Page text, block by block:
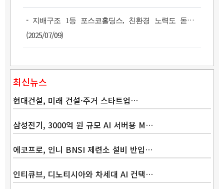
- 지배구조 1등 포스코홀딩스, 친환경 노력도 돋보여
(2025/07/09)
최신뉴스
현대건설, 미래 건설·주거 스타트업…
삼성전기, 3000억 원 규모 AI 서버용 M…
에코프로, 인니 BNSI 제련소 설비 반입…
인티큐브, 디노티시아와 차세대 AI 컨택…